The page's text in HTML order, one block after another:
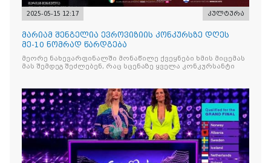
2025-05-15 12:17 კულტურა
მარიამ შენგელია ევროვიზიის კონკურსზე დღეს
მე-10 ნომრად წარდგება
მეორე ნახევარფინალში მონაწილე ქვეყნები ხმის მიცემას
მას შემდეგ შეძლებენ, რაც სცენაზე ყველა კონკურსანტი